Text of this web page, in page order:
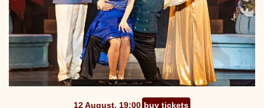
12 August, 19:00 buy tickets